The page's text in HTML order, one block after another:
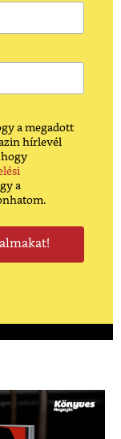
a megadott
hírlevél
hogy
a